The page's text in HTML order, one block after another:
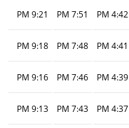
4:42 PM
7:51 PM
9:21 PM
4:41 PM
7:48 PM
9:18 PM
4:39 PM
7:46 PM
9:16 PM
4:37 PM
7:43 PM
9:13 PM